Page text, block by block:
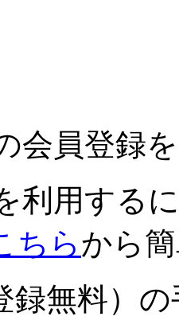
会員登録
利用する
ちらから
録無料）